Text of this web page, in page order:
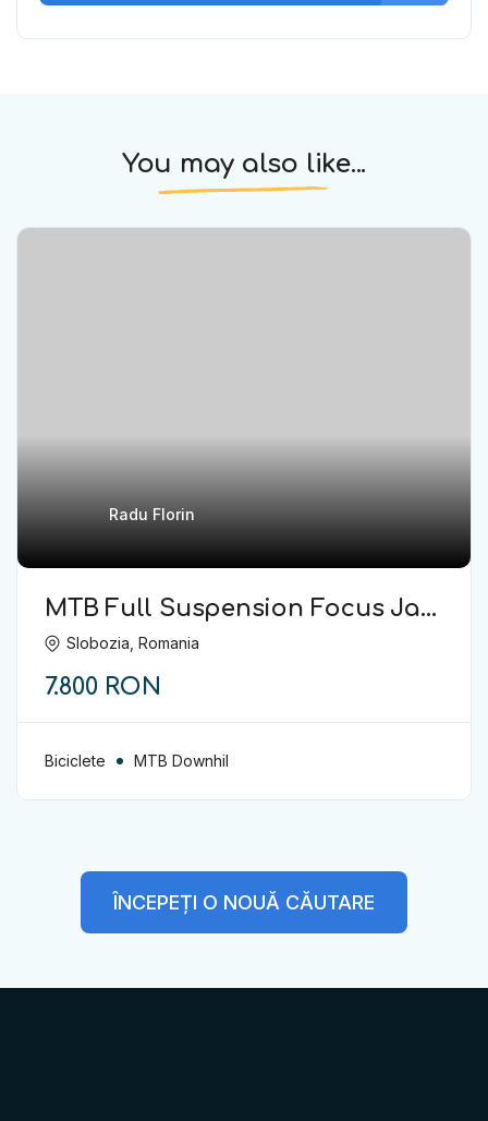
You may also like...
Radu Florin
MTB Full Suspension Focus Jam
6.8 29” M – aproape nouă
Slobozia, Romania
7.800 RON
Biciclete MTB Downhil
ÎNCEPEȚI O NOUĂ CĂUTARE